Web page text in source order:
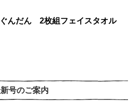
ぐんだん 2枚組フェイスタオル
号のご案内